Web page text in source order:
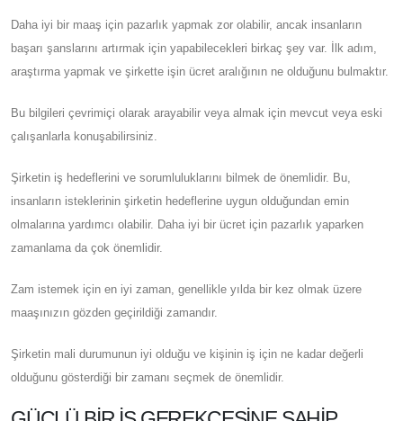
Daha iyi bir maaş için pazarlık yapmak zor olabilir, ancak insanların
başarı şanslarını artırmak için yapabilecekleri birkaç şey var. İlk adım,
araştırma yapmak ve şirkette işin ücret aralığının ne olduğunu bulmaktır.
Bu bilgileri çevrimiçi olarak arayabilir veya almak için mevcut veya eski
çalışanlarla konuşabilirsiniz.
Şirketin iş hedeflerini ve sorumluluklarını bilmek de önemlidir. Bu,
insanların isteklerinin şirketin hedeflerine uygun olduğundan emin
olmalarına yardımcı olabilir. Daha iyi bir ücret için pazarlık yaparken
zamanlama da çok önemlidir.
Zam istemek için en iyi zaman, genellikle yılda bir kez olmak üzere
maaşınızın gözden geçirildiği zamandır.
Şirketin mali durumunun iyi olduğu ve kişinin iş için ne kadar değerli
olduğunu gösterdiği bir zamanı seçmek de önemlidir.